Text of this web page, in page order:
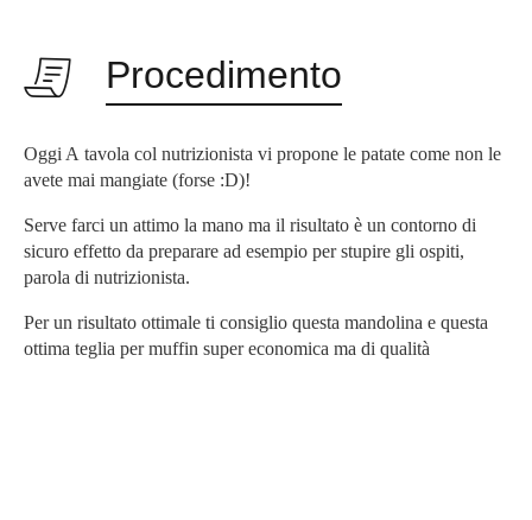
Procedimento
Oggi A tavola col nutrizionista vi propone le patate come non le
avete mai mangiate (forse :D)!
Serve farci un attimo la mano ma il risultato è un contorno di
sicuro effetto da preparare ad esempio per stupire gli ospiti,
parola di nutrizionista.
Per un risultato ottimale ti consiglio questa mandolina e questa
ottima teglia per muffin super economica ma di qualità